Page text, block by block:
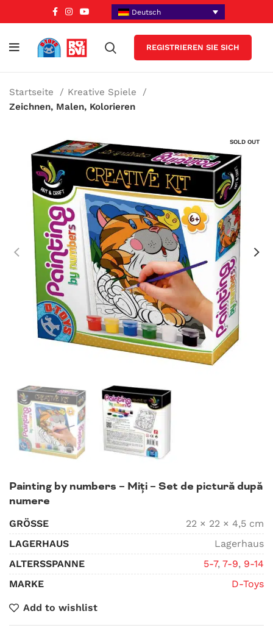
Deutsch
REGISTRIEREN SIE SICH
Startseite
Kreative Spiele
Zeichnen, Malen, Kolorieren
SOLD OUT
Painting by numbers – Miți – Set de pictură după
numere
GRÖSSE
22 × 22 × 4,5 cm
LAGERHAUS
Lagerhaus
ALTERSSPANNE
5-7, 7-9, 9-14
MARKE
D-Toys
Add to wishlist